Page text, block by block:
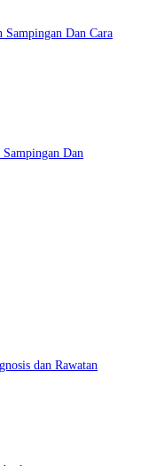
Sampingan Dan Cara
Dan
dan Rawatan